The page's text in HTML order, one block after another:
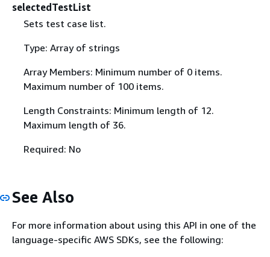
selectedTestList
Sets test case list.
Type: Array of strings
Array Members: Minimum number of 0 items.
Maximum number of 100 items.
Length Constraints: Minimum length of 12.
Maximum length of 36.
Required: No
See Also
For more information about using this API in one of the
language-specific AWS SDKs, see the following: